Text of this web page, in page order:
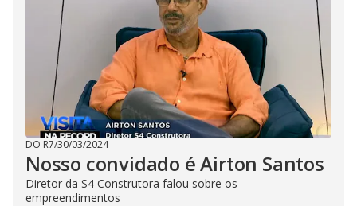
DO R7/30/03/2024
Nosso convidado é Airton Santos
Diretor da S4 Construtora falou sobre os
empreendimentos